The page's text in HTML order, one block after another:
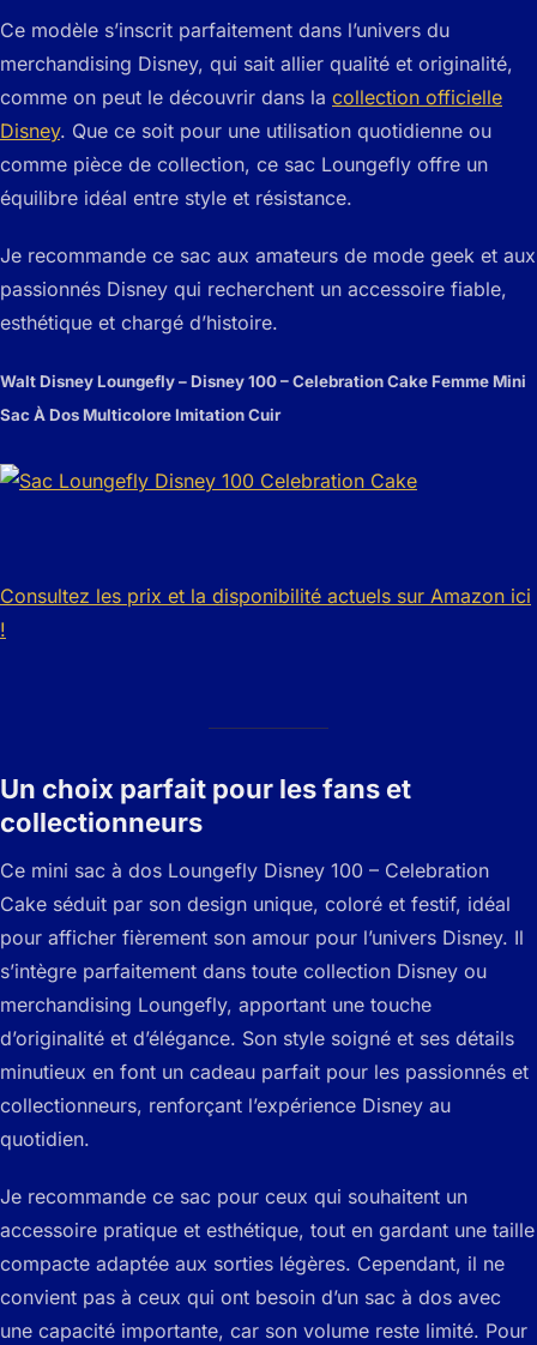
Ce modèle s’inscrit parfaitement dans l’univers du
merchandising Disney, qui sait allier qualité et originalité,
comme on peut le découvrir dans la collection officielle
Disney. Que ce soit pour une utilisation quotidienne ou
comme pièce de collection, ce sac Loungefly offre un
équilibre idéal entre style et résistance.
Je recommande ce sac aux amateurs de mode geek et aux
passionnés Disney qui recherchent un accessoire fiable,
esthétique et chargé d’histoire.
Walt Disney Loungefly – Disney 100 – Celebration Cake Femme Mini
Sac À Dos Multicolore Imitation Cuir
Consultez les prix et la disponibilité actuels sur Amazon ici
!
Un choix parfait pour les fans et
collectionneurs
Ce mini sac à dos Loungefly Disney 100 – Celebration
Cake séduit par son design unique, coloré et festif, idéal
pour afficher fièrement son amour pour l’univers Disney. Il
s’intègre parfaitement dans toute collection Disney ou
merchandising Loungefly, apportant une touche
d’originalité et d’élégance. Son style soigné et ses détails
minutieux en font un cadeau parfait pour les passionnés et
collectionneurs, renforçant l’expérience Disney au
quotidien.
Je recommande ce sac pour ceux qui souhaitent un
accessoire pratique et esthétique, tout en gardant une taille
compacte adaptée aux sorties légères. Cependant, il ne
convient pas à ceux qui ont besoin d’un sac à dos avec
une capacité importante, car son volume reste limité. Pour